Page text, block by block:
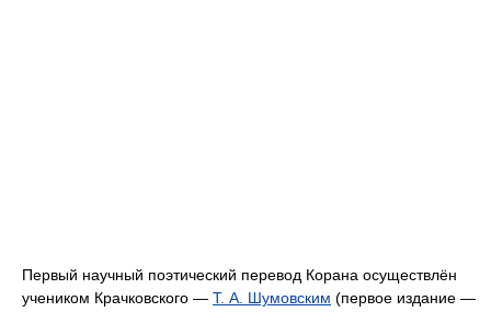
Первый научный поэтический перевод Корана осуществлён
учеником Крачковского — Т. А. Шумовским (первое издание —